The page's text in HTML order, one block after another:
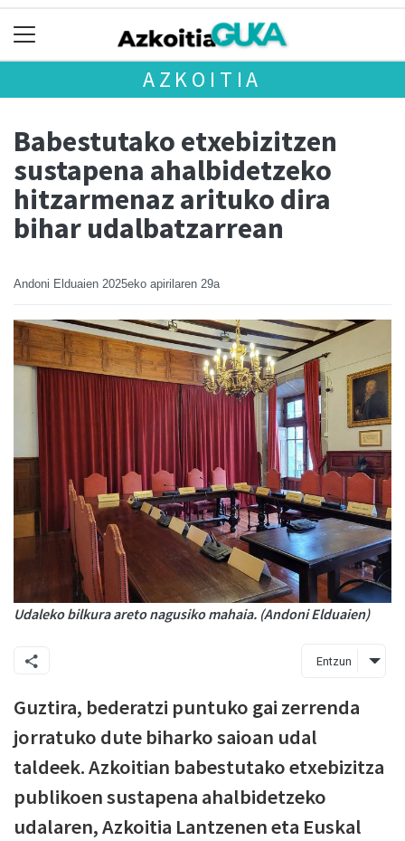
AZKOITIA
Babestutako etxebizitzen
sustapena ahalbidetzeko
hitzarmenaz arituko dira
bihar udalbatzarrean
Andoni Elduaien 2025eko apirilaren 29a
Udaleko bilkura areto nagusiko mahaia. (Andoni Elduaien)
Entzun
Guztira, bederatzi puntuko gai zerrenda
jorratuko dute biharko saioan udal
taldeek. Azkoitian babestutako etxebizitza
publikoen sustapena ahalbidetzeko
udalaren, Azkoitia Lantzenen eta Euskal